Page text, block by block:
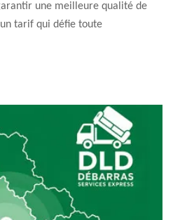
une meilleure qualité de
tarif qui défie toute